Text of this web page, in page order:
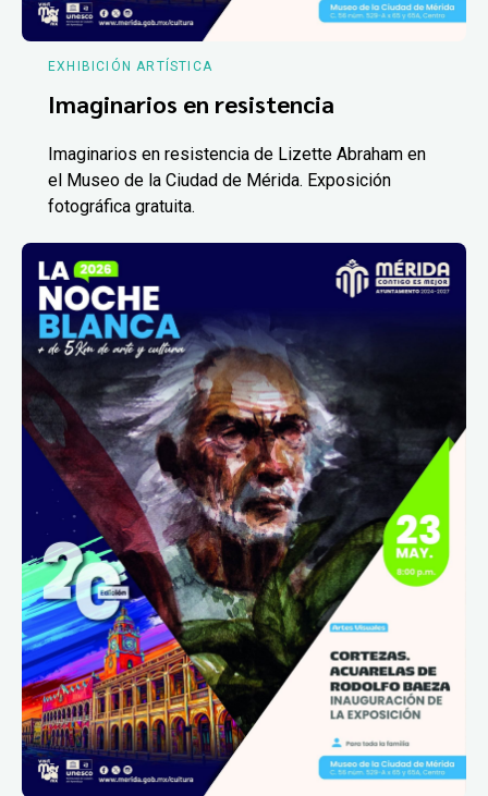
EXHIBICIÓN ARTÍSTICA
Imaginarios en resistencia
Imaginarios en resistencia de Lizette Abraham en
el Museo de la Ciudad de Mérida. Exposición
fotográfica gratuita.